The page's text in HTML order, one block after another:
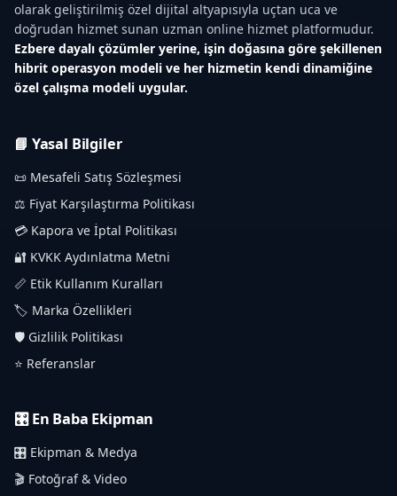
olarak geliştirilmiş özel dijital altyapısıyla uçtan uca ve
doğrudan hizmet sunan uzman online hizmet platformudur.
Ezbere dayalı çözümler yerine, işin doğasına göre şekillenen
hibrit operasyon modeli ve her hizmetin kendi dinamiğine
özel çalışma modeli uygular.
📘 Yasal Bilgiler
📜 Mesafeli Satış Sözleşmesi
⚖️ Fiyat Karşılaştırma Politikası
💳 Kapora ve İptal Politikası
🔐 KVKK Aydınlatma Metni
📏 Etik Kullanım Kuralları
🏷️ Marka Özellikleri
🛡️ Gizlilik Politikası
⭐ Referanslar
🎛️ En Baba Ekipman
🎛️ Ekipman & Medya
🎬 Fotoğraf & Video